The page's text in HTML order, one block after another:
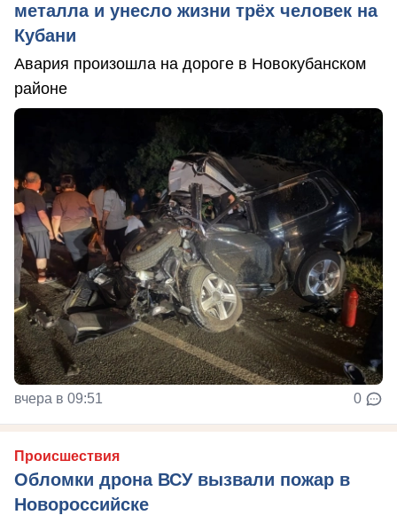
металла и унесло жизни трёх человек на
Кубани
Авария произошла на дороге в Новокубанском
районе
вчера в 09:51 0
Происшествия
Обломки дрона ВСУ вызвали пожар в
Новороссийске